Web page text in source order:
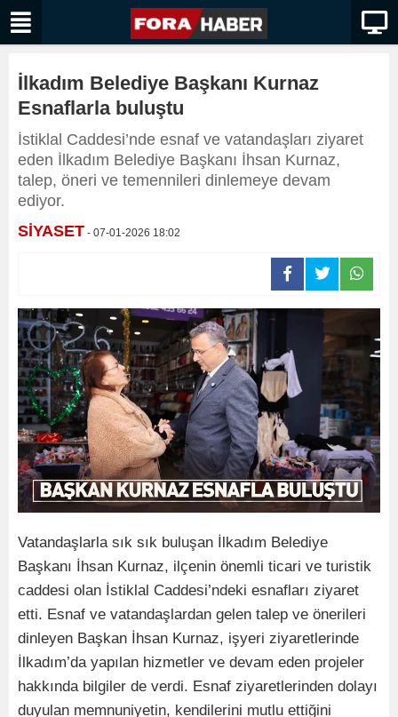
İlkadım Belediye Başkanı Kurnaz
Esnaflarla buluştu
İstiklal Caddesi’nde esnaf ve vatandaşları ziyaret
eden İlkadım Belediye Başkanı İhsan Kurnaz,
talep, öneri ve temennileri dinlemeye devam
ediyor.
SİYASET - 07-01-2026 18:02
Vatandaşlarla sık sık buluşan İlkadım Belediye
Başkanı İhsan Kurnaz, ilçenin önemli ticari ve turistik
caddesi olan İstiklal Caddesi’ndeki esnafları ziyaret
etti. Esnaf ve vatandaşlardan gelen talep ve önerileri
dinleyen Başkan İhsan Kurnaz, işyeri ziyaretlerinde
İlkadım’da yapılan hizmetler ve devam eden projeler
hakkında bilgiler de verdi. Esnaf ziyaretlerinden dolayı
duyulan memnuniyetin, kendilerini mutlu ettiğini